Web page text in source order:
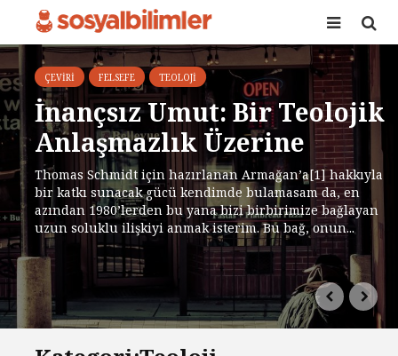
ÇEVIRI FELSEFE TEOLOJI
İnançsız Umut: Bir Teolojik
Anlaşmazlık Üzerine
Thomas Schmidt için hazırlanan Armağan’a[1] hakkıyla
bir katkı sunacak gücü kendimde bulamasam da, en
azından 1980’lerden bu yana bizi birbirimize bağlayan
uzun soluklu ilişkiyi anmak isterim. Bu bağ, onun...